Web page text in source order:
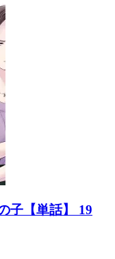
子【単話】 19